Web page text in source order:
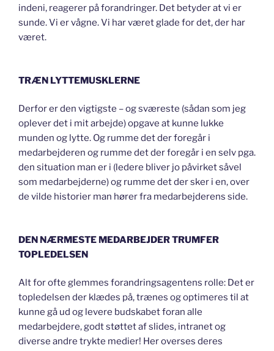
indeni, reagerer på forandringer. Det betyder at vi er
sunde. Vi er vågne. Vi har været glade for det, der har
været.
TRÆN LYTTEMUSKLERNE
Derfor er den vigtigste – og sværeste (sådan som jeg
oplever det i mit arbejde) opgave at kunne lukke
munden og lytte. Og rumme det der foregår i
medarbejderen og rumme det der foregår i en selv pga.
den situation man er i (ledere bliver jo påvirket såvel
som medarbejderne) og rumme det der sker i en, over
de vilde historier man hører fra medarbejderens side.
DEN NÆRMESTE MEDARBEJDER TRUMFER
TOPLEDELSEN
Alt for ofte glemmes forandringsagentens rolle: Det er
topledelsen der klædes på, trænes og optimeres til at
kunne gå ud og levere budskabet foran alle
medarbejdere, godt støttet af slides, intranet og
diverse andre trykte medier! Her overses deres